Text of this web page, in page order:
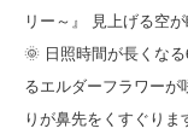
リー～』 見上げる空
🌞 日照時間が長くな
るエルダーフラワー
りが鼻先をくすぐり